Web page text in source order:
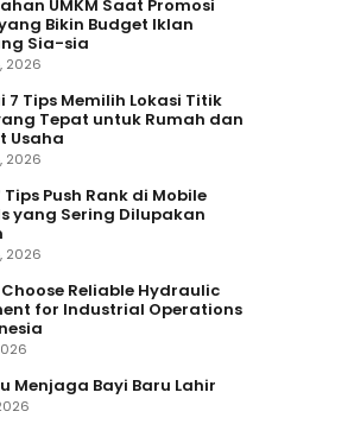
UMKM Saat Promosi
Bikin Budget Iklan
Sia-sia
2026
7 Tips Memilih Lokasi Titik
Tepat untuk Rumah dan
Usaha
2026
Push Rank di Mobile
yang Sering Dilupakan
2026
Reliable Hydraulic
for Industrial Operations
Menjaga Bayi Baru Lahir